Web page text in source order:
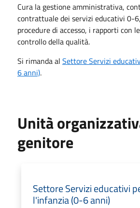
Cura la gestione amministrativa,
contrattuale dei servizi educativi 0-
procedure di accesso, i rapporti con
controllo della qualità.
Si rimanda al Settore Servizi
6 anni).
Unità
genitore
Settore Servizi educativi
l'infanzia (0-6 anni)